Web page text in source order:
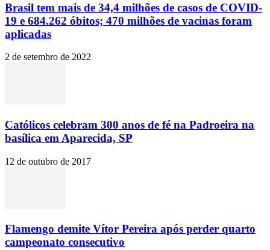
Brasil tem mais de 34,4 milhões de casos de COVID-
19 e 684.262 óbitos; 470 milhões de vacinas foram
aplicadas
2 de setembro de 2022
Católicos celebram 300 anos de fé na Padroeira na
basílica em Aparecida, SP
12 de outubro de 2017
Flamengo demite Vítor Pereira após perder quarto
campeonato consecutivo